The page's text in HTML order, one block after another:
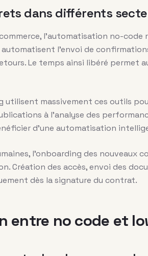
dans différents
l’automatisation no-
l’envoi de
Le temps ainsi libéré permet
utilisent massivement ces outils
à l’analyse des
d’une automatisation
l’onboarding des
Création des accès, envoi des
dès la signature du contrat.
entre no code et